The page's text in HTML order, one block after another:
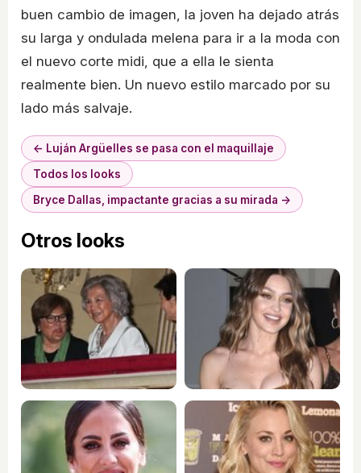
buen cambio de imagen, la joven ha dejado atrás
su larga y ondulada melena para ir a la moda con
el nuevo corte midi, que a ella le sienta
realmente bien. Un nuevo estilo marcado por su
lado más salvaje.
← Luján Argüelles se pasa con el maquillaje
Todos los looks
Bryce Dallas, impactante gracias a su mirada →
Otros looks